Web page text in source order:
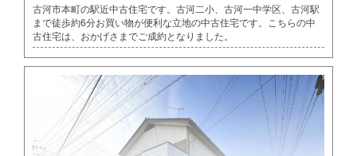
古河市本町の駅近中古住宅です。古河二小、古河一中学区、古河駅
まで徒歩約6分お買い物が便利な立地の中古住宅です。こちらの中
古住宅は、おかげさまでご成約となりました。